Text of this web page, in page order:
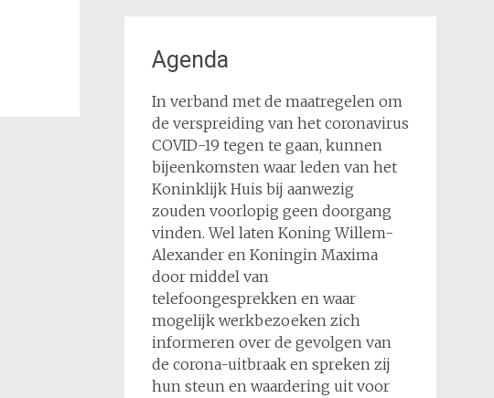
Agenda
In verband met de maatregelen om
de verspreiding van het coronavirus
COVID-19 tegen te gaan, kunnen
bijeenkomsten waar leden van het
Koninklijk Huis bij aanwezig
zouden voorlopig geen doorgang
vinden. Wel laten Koning Willem-
Alexander en Koningin Maxima
door middel van
telefoongesprekken en waar
mogelijk werkbezoeken zich
informeren over de gevolgen van
de corona-uitbraak en spreken zij
hun steun en waardering uit voor